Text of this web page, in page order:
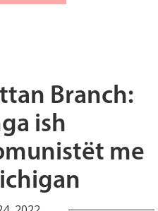
Branch:
ish
me